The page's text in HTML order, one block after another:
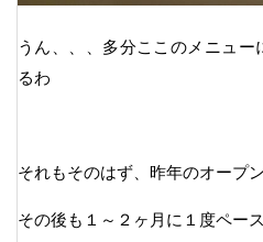
うん、、、多分ここのメニュ
るわ
それもそのはず、昨年のオープ
その後も１～２ヶ月に１度ペー